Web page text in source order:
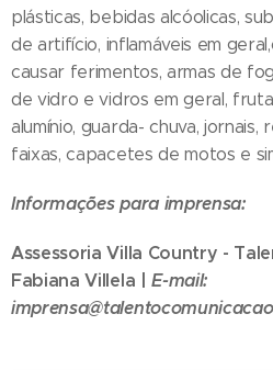
plásticas, bebidas alcóolicas,
de artifício, inflamáveis em
causar ferimentos, armas de
de vidro e vidros em geral,
alumínio, guarda- chuva, jornais,
faixas, capacetes de motos e
Informações para imprensa:
Assessoria Villa Country -
Fabiana Villela |
E-mail: